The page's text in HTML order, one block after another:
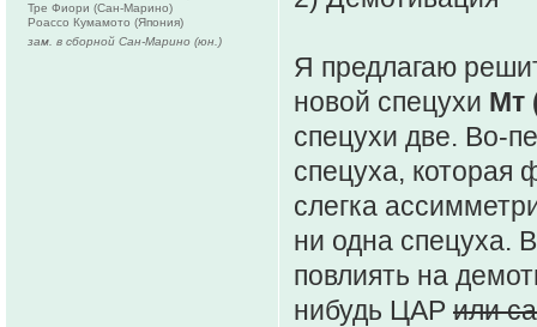
Я предлагаю
новой спецухи Мт
спецухи две. Во-
спецуха, которая
слегка
ни одна спецуха.
повлиять на
нибудь ЦАР или
Тре Фиори (Сан-Марино)
Роассо Кумамото (Япония)
зам. в сборной Сан-Марино (юн.)